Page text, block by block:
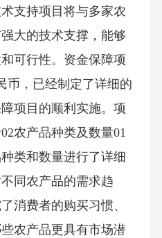
支持项目将与多家农
大的技术支撑，能够
可行性。资金保障项
币，已经制定了详细的
项目的顺利实施。项
农产品种类及数量01
类和数量进行了详细
同农产品的需求趋
消费者的购买习惯、
农产品更具有市场潜